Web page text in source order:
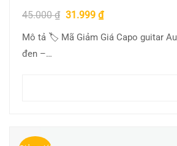
45.000₫ 31.999 ₫
Mô tả 🏷 Mã Giảm Giá Capo guitar
đen –…